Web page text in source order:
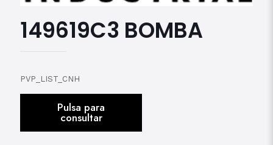
149619C3 BOMBA
PVP_LIST_CNH